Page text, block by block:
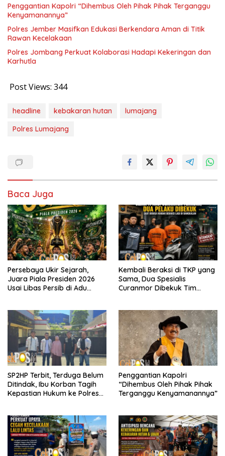
Penggantian Kapolri “Dihembus Oleh Pihak Pihak Terganggu
Kenyamanannya”
Polres Jember Masifkan Edukasi Berkendara Aman di Titik
Rawan Kecelakaan
Polres Jombang Perkuat Kolaborasi Hadapi Kekeringan dan
Karhutla
Post Views: 344
headline kebakaran hutan
lumajang
Polres Lumajang
Baca Juga
Persebaya Ukir Sejarah,
Juara Piala Presiden 2026
Usai Libas Persib di Adu
Kembali Beraksi di TKP yang
Sama, Dua Spesialis
Curanmor Dibekuk Tim
SP2HP Terbit, Terduga Belum
Ditindak, Ibu Korban Tagih
Kepastian Hukum ke Polres
Penggantian Kapolri
“Dihembus Oleh Pihak Pihak
Terganggu Kenyamanannya”